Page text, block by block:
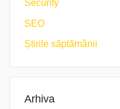
Security
SEO
Știrile săptămânii
Arhiva